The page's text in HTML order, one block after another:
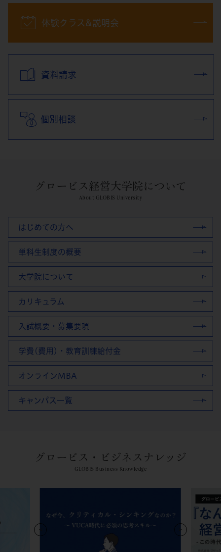
体験クラス&説明会
資料請求
個別相談
グロービス経営大学院について
About GLOBIS University
はじめての方へ
単科生制度の概要
大学院について
カリキュラム
入試概要・募集要項
学費(費用)・教育訓練給付金
オンラインMBA
キャンパス一覧
グロービス・ビジネスナレッジ
GLOBIS Business Knowledge